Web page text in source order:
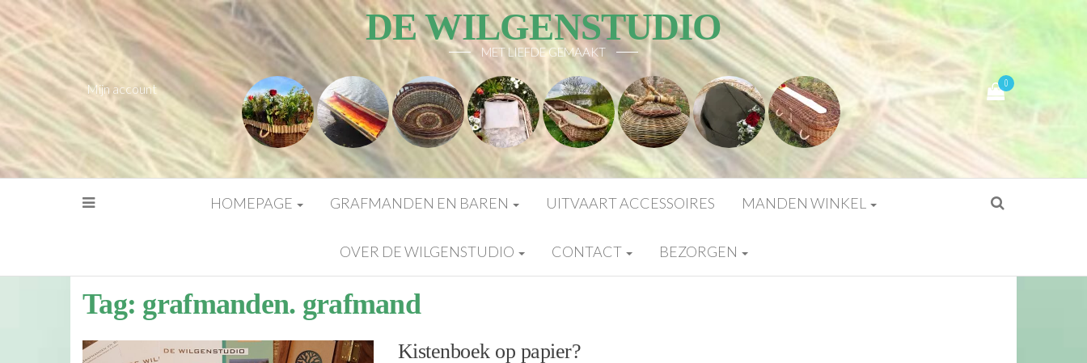
DE WILGENSTUDIO
MET LIEFDE GEMAAKT
0
Mijn account
HOMEPAGE GRAFMANDEN EN BAREN UITVAART ACCESSOIRES MANDEN WINKEL
OVER DE WILGENSTUDIO CONTACT BEZORGEN
Tag: grafmanden. grafmand
Kistenboek op papier?